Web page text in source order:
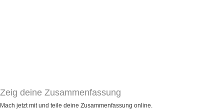
Zeig deine Zusammenfassung
Mach jetzt mit und teile deine Zusammenfassung online.